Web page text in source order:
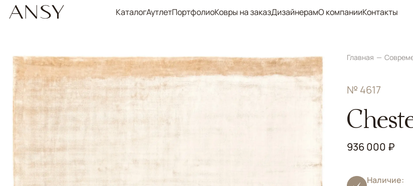
КаталогАутлетПортфолиоКовры на заказДизайнерамО компанииКонтакты
Главная
№ 4617
936 000 ₽
Наличие: